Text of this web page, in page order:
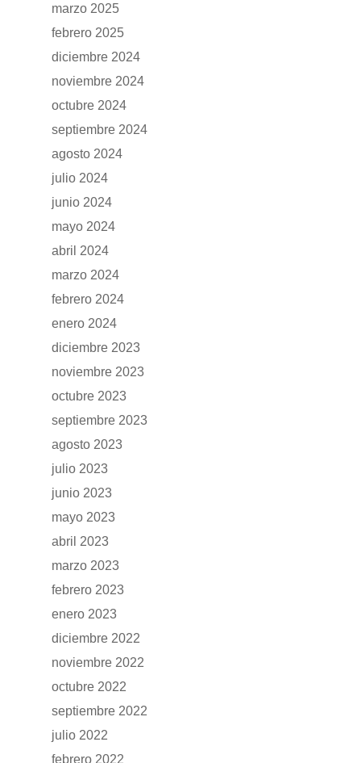
marzo 2025
febrero 2025
diciembre 2024
noviembre 2024
octubre 2024
septiembre 2024
agosto 2024
julio 2024
junio 2024
mayo 2024
abril 2024
marzo 2024
febrero 2024
enero 2024
diciembre 2023
noviembre 2023
octubre 2023
septiembre 2023
agosto 2023
julio 2023
junio 2023
mayo 2023
abril 2023
marzo 2023
febrero 2023
enero 2023
diciembre 2022
noviembre 2022
octubre 2022
septiembre 2022
julio 2022
febrero 2022